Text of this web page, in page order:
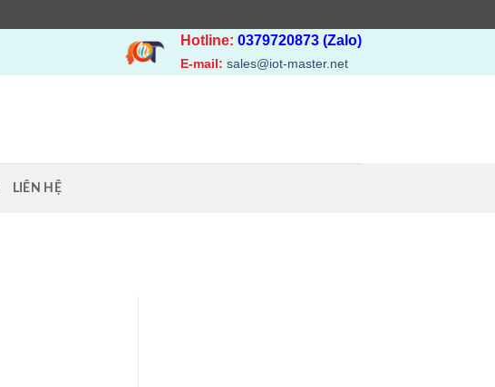
Hotline: 0379720873 (Zalo)
E-mail: sales@iot-master.net
LIÊN HỆ